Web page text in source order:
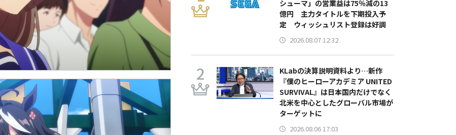
シューマ」の営業益は75％減の13
億円 主力タイトルを下期投入予
定 ウィッシュリスト登録は好調
2026.08.07 12:32
KLabの決算説明資料より…新作
『僕のヒーローアカデミア UNITED
SURVIVAL』は日本国内だけでなく
北米を中心としたグローバル市場が
ターゲットに
2026.08.06 17:03